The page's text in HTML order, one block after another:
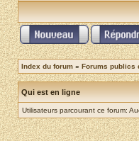
Index du forum » Forums publics
Qui est en ligne
Utilisateurs parcourant ce forum: